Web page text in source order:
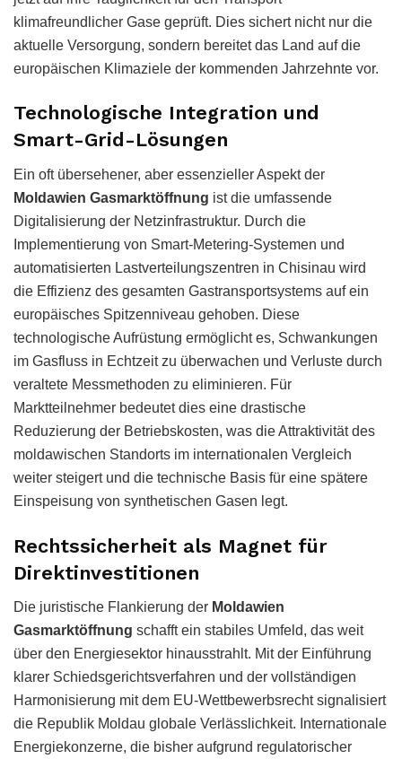
klimafreundlicher Gase geprüft. Dies sichert nicht nur die
aktuelle Versorgung, sondern bereitet das Land auf die
europäischen Klimaziele der kommenden Jahrzehnte vor.
Technologische Integration und
Smart-Grid-Lösungen
Ein oft übersehener, aber essenzieller Aspekt der
Moldawien Gasmarktöffnung ist die umfassende
Digitalisierung der Netzinfrastruktur. Durch die
Implementierung von Smart-Metering-Systemen und
automatisierten Lastverteilungszentren in Chisinau wird
die Effizienz des gesamten Gastransportsystems auf ein
europäisches Spitzenniveau gehoben. Diese
technologische Aufrüstung ermöglicht es, Schwankungen
im Gasfluss in Echtzeit zu überwachen und Verluste durch
veraltete Messmethoden zu eliminieren. Für
Marktteilnehmer bedeutet dies eine drastische
Reduzierung der Betriebskosten, was die Attraktivität des
moldawischen Standorts im internationalen Vergleich
weiter steigert und die technische Basis für eine spätere
Einspeisung von synthetischen Gasen legt.
Rechtssicherheit als Magnet für
Direktinvestitionen
Die juristische Flankierung der Moldawien
Gasmarktöffnung schafft ein stabiles Umfeld, das weit
über den Energiesektor hinausstrahlt. Mit der Einführung
klarer Schiedsgerichtsverfahren und der vollständigen
Harmonisierung mit dem EU-Wettbewerbsrecht signalisiert
die Republik Moldau globale Verlässlichkeit. Internationale
Energiekonzerne, die bisher aufgrund regulatorischer